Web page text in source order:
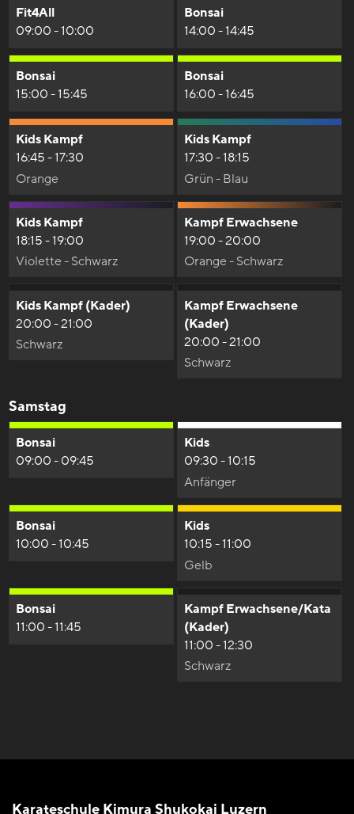
Fit4All
09:00 - 10:00
Bonsai
14:00 - 14:45
Bonsai
15:00 - 15:45
Bonsai
16:00 - 16:45
Kids Kampf
16:45 - 17:30
Orange
Kids Kampf
17:30 - 18:15
Grün - Blau
Kids Kampf
18:15 - 19:00
Violette - Schwarz
Kampf Erwachsene
19:00 - 20:00
Orange - Schwarz
Kids Kampf (Kader)
20:00 - 21:00
Schwarz
Kampf Erwachsene
(Kader)
20:00 - 21:00
Schwarz
Samstag
Bonsai
09:00 - 09:45
Kids
09:30 - 10:15
Anfänger
Bonsai
10:00 - 10:45
Kids
10:15 - 11:00
Gelb
Bonsai
11:00 - 11:45
Kampf Erwachsene/Kata
(Kader)
11:00 - 12:30
Schwarz
Karateschule Kimura Shukokai Luzern